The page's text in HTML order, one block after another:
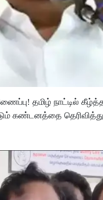
தமிழ் நாட்டில்
கண்டனத்தை